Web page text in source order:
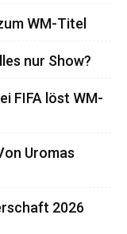
WM-Titel
nur Show?
FIFA löst WM-
Uromas
2026